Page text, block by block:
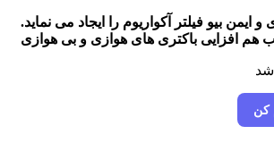
بیو فیلتر آکواریوم را ایجاد می نماید.
هم افزایی باکتری های هوازی و بی هوازی
کن